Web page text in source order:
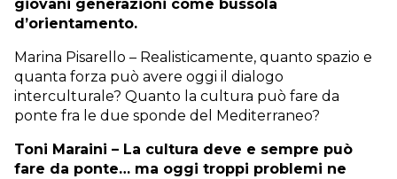
giovani generazioni come bussola
d’orientamento.
Marina Pisarello – Realisticamente, quanto spazio e
quanta forza può avere oggi il dialogo
interculturale? Quanto la cultura può fare da
ponte fra le due sponde del Mediterraneo?
Toni Maraini – La cultura deve e sempre può
fare da ponte… ma oggi troppi problemi ne